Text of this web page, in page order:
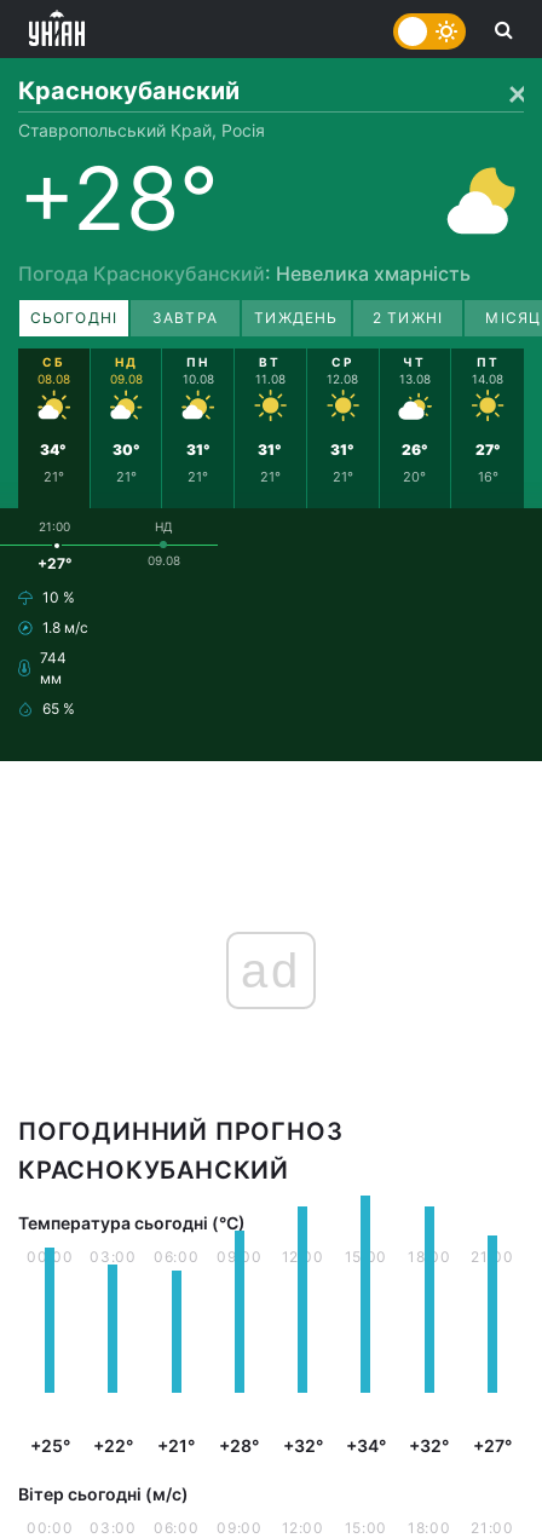
Краснокубанский
Ставропольський Край, Росія
+28°
Погода Краснокубанский: Невелика хмарність
СЬОГОДНІ ЗАВТРА ТИЖДЕНЬ 2 ТИЖНІ
СБ
08.08
34°
21°
НД
09.08
30°
21°
ПН
10.08
31°
21°
ВТ
11.08
31°
21°
СР
12.08
31°
21°
ЧТ
13.08
26°
20°
ПТ
14.08
27°
16°
21:00
+27°
10 %
1.8 м/с
744
мм
65 %
НД
09.08
ad
ПОГОДИННИЙ ПРОГНОЗ
КРАСНОКУБАНСКИЙ
Температура сьогодні (°С)
00:00
+25°
03:00
+22°
06:00
+21°
09:00
+28°
12:00
+32°
15:00
+34°
18:00
+32°
21:00
+27°
Вітер сьогодні (м/с)
00:00 03:00 06:00 09:00 12:00 15:00 18:00 21:00